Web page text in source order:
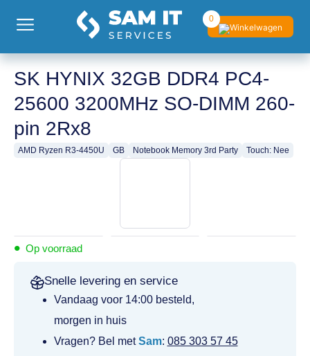
0
SK HYNIX 32GB DDR4 PC4-
25600 3200MHz SO-DIMM 260-
pin 2Rx8
AMD Ryzen R3-4450U GB Notebook Memory 3rd Party Touch: Nee
• Op voorraad
Snelle levering en service
Vandaag voor 14:00 besteld,
morgen in huis
Vragen? Bel metSam: 085 303 57 45